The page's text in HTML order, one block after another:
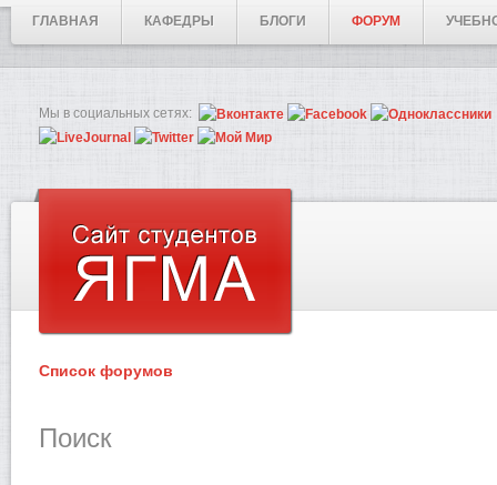
ГЛАВНАЯ КАФЕДРЫ БЛОГИ ФОРУМ
Мы в социальных сетях:
Список форумов
Поиск